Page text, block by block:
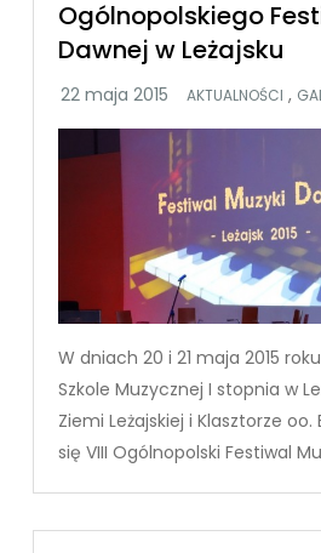
Ogólnopolskiego
Dawnej w Leżajsku
AKTUALNOŚCI ,
W dniach 20 i 21 maja 2015
Szkole Muzycznej I stopnia w
Ziemi Leżajskiej i Klasztorze
się VIII Ogólnopolski Festiwal